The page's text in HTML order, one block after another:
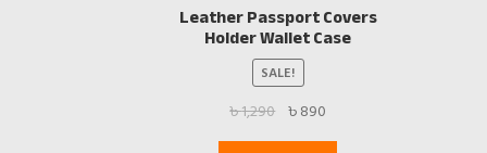
Leather Passport Covers
Holder Wallet Case
SALE!
৳1,290 Original
৳890Current